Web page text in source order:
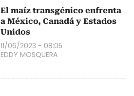
El maíz transgénico enfrenta
a México, Canadá y Estados
Unidos
11/06/2023 - 08:05
EDDY MOSQUERA